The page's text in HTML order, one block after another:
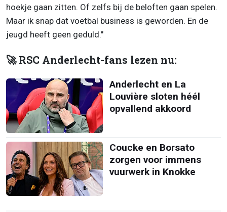
hoekje gaan zitten. Of zelfs bij de beloften gaan spelen.
Maar ik snap dat voetbal business is geworden. En de
jeugd heeft geen geduld."
🚀 RSC Anderlecht-fans lezen nu:
Anderlecht en La
Louvière sloten héél
opvallend akkoord
Coucke en Borsato
zorgen voor immens
vuurwerk in Knokke